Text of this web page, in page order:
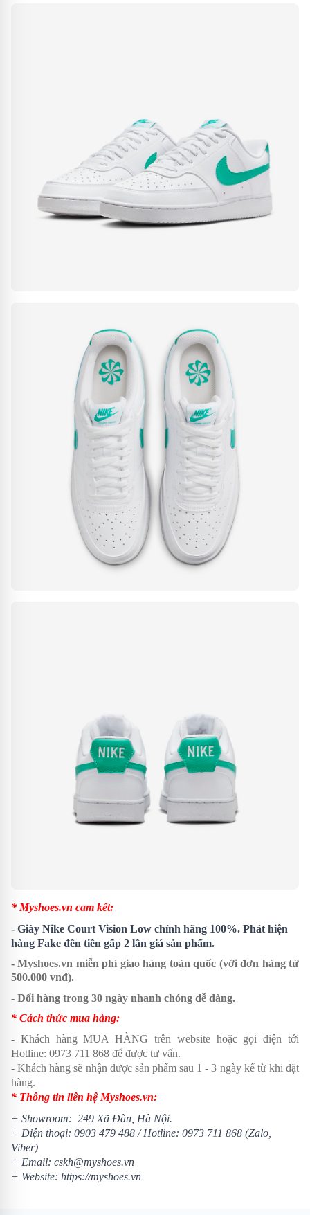
* Myshoes.vn cam kết:
- Giày Nike Court Vision Low chính hãng 100%. Phát hiện
hàng Fake đền tiền gấp 2 lần giá sản phẩm.
- Myshoes.vn miễn phí giao hàng toàn quốc (với đơn hàng từ
500.000 vnđ).
- Đổi hàng trong 30 ngày nhanh chóng dễ dàng.
* Cách thức mua hàng:
- Khách hàng MUA HÀNG trên website hoặc gọi điện tới
Hotline: 0973 711 868 để được tư vấn.
- Khách hàng sẽ nhận được sản phẩm sau 1 - 3 ngày kể từ khi đặt
hàng.
* Thông tin liên hệ Myshoes.vn:
+ Showroom: 249 Xã Đàn, Hà Nội.
+ Điện thoại: 0903 479 488 /Hotline: 0973 711 868 (Zalo,
Viber)
+ Email: cskh@myshoes.vn
+ Website: https://myshoes.vn